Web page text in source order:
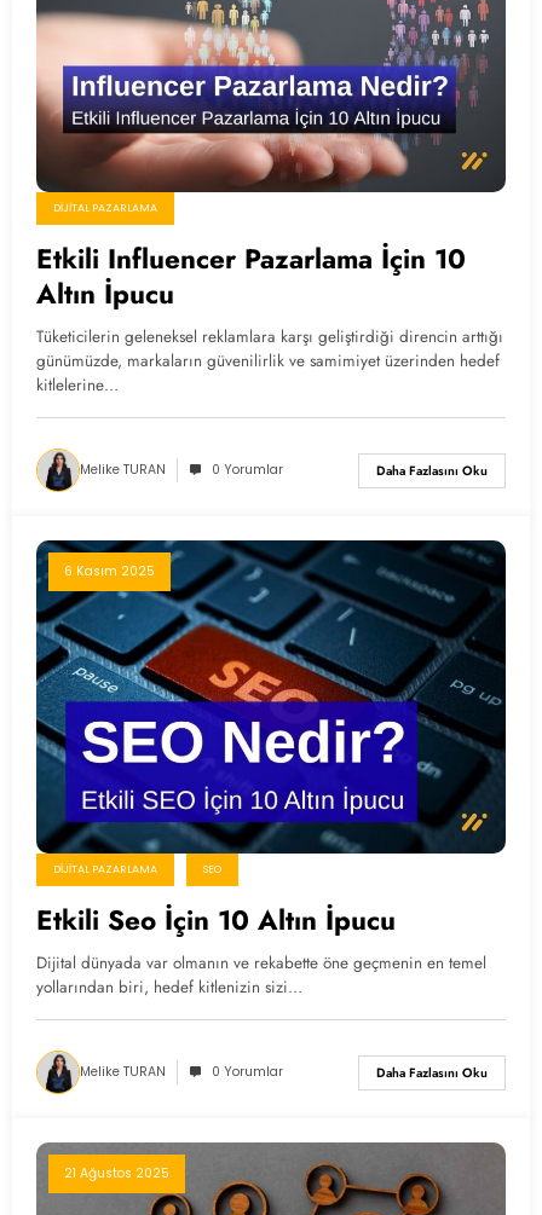
DIJITAL PAZARLAMA
Etkili Influencer Pazarlama İçin 10
Altın İpucu
Tüketicilerin geleneksel reklamlara karşı geliştirdiği direncin arttığı
günümüzde, markaların güvenilirlik ve samimiyet üzerinden hedef
kitlelerine…
Melike TURAN 0 Yorumlar Daha Fazlasını Oku
6 Kasım 2025
DIJITAL PAZARLAMA SEO
Etkili Seo İçin 10 Altın İpucu
Dijital dünyada var olmanın ve rekabette öne geçmenin en temel
yollarından biri, hedef kitlenizin sizi…
Melike TURAN 0 Yorumlar Daha Fazlasını Oku
21 Ağustos 2025